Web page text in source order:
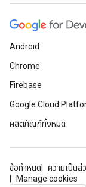
Android
Chrome
Firebase
Google Cloud
ผลิตภัณฑ์ทั้งหมด
ข้อกำหนด ความเป็นส่
Manage cookies